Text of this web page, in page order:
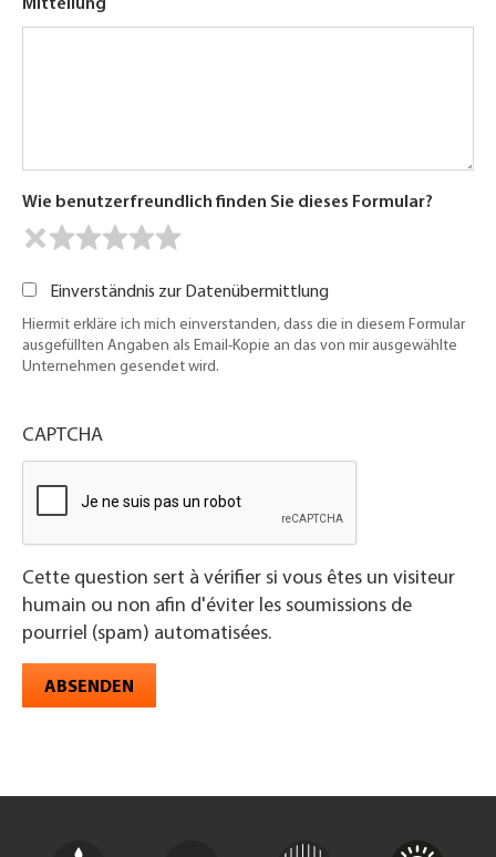
Mitteilung
Wie benutzerfreundlich finden Sie dieses Formular?
Einverständnis zur Datenübermittlung
Hiermit erkläre ich mich einverstanden, dass die in diesem Formular
ausgefüllten Angaben als Email-Kopie an das von mir ausgewählte
Unternehmen gesendet wird.
CAPTCHA
Cette question sert à vérifier si vous êtes un visiteur
humain ou non afin d'éviter les soumissions de
pourriel (spam) automatisées.
ABSENDEN